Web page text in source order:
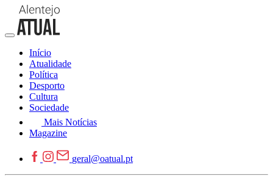
Início
Atualidade
Política
Desporto
Cultura
Sociedade
Mais Notícias
Magazine
geral@oatual.pt